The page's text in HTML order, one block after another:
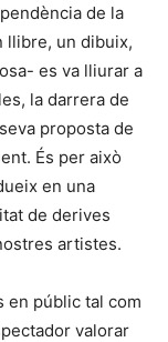
de la
llibre, un dibuix,
es va lliurar a
la darrera de
proposta de
És per això
en una
de derives
artistes.
en públic tal com
valorar